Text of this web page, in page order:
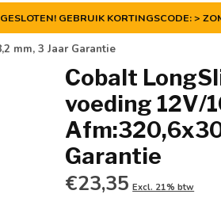
GEBRUIK KORTINGSCODE: >
mm, 3 Jaar Garantie
Cobalt
voeding 12V/
Garantie
€23,35 Excl. 21% btw